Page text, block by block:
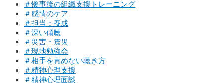
＃惨事後の組織支援トレーニング
＃感情のケア
＃担当：養成
＃深い傾聴
＃災害・震災
＃現地勉強会
＃相手を責めない聴き方
＃精神心理支援
＃精神心理面談